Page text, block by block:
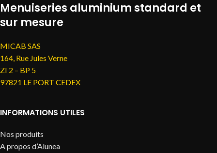
Menuiseries aluminium standard et
sur mesure
MICAB SAS
164, Rue Jules Verne
ZI 2 – BP 5
97821 LE PORT CEDEX
INFORMATIONS UTILES
Nos produits
A propos d’Alunea